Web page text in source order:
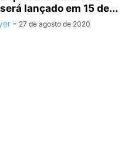
lançado em 15 de...
- 27 de agosto de 2020